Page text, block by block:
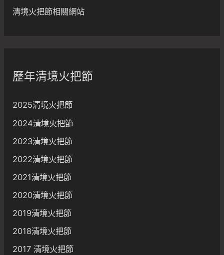
清境火把節相關網站
歷年清境火把節
2025清境火把節
2024清境火把節
2023清境火把節
2022清境火把節
2021清境火把節
2020清境火把節
2019清境火把節
2018清境火把節
2017 清境火把節